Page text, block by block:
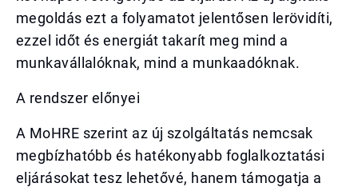
megoldás ezt a folyamatot jelentősen lerövidíti,
ezzel időt és energiát takarít meg mind a
munkavállalóknak, mind a munkaadóknak.
A rendszer előnyei
A MoHRE szerint az új szolgáltatás nemcsak
megbízhatóbb és hatékonyabb foglalkoztatási
eljárásokat tesz lehetővé, hanem támogatja a